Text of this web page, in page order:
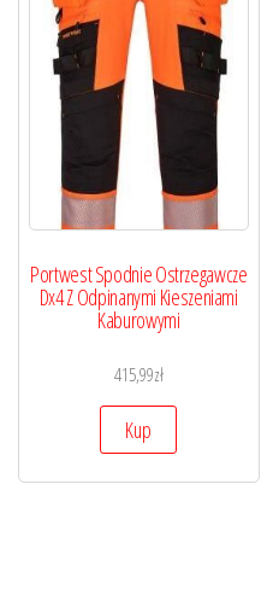
Portwest Spodnie Ostrzegawcze
Dx4 Z Odpinanymi Kieszeniami
Kaburowymi
415,99zł
Kup